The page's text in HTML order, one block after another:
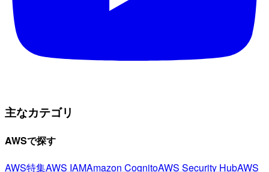
主なカテゴリ
AWSで探す
AWS特集AWS IAMAmazon CognitoAWS Security HubAWS